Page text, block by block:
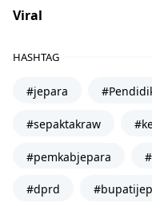
Viral
HASHTAG
#jepara
#sepaktakraw
#pemkabjepara
#dprd